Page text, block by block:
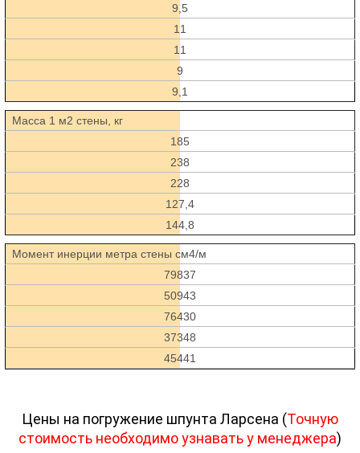
9,5
11
11
9
9,1
Масса 1 м2 стены, кг
185
238
228
127,4
144,8
Момент инерции метра стены см4/м
79837
50943
76430
37348
45441
Цены на погружение шпунта Ларсена (Точную
стоимость необходимо узнавать у менеджера)